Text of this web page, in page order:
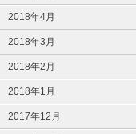
2018年4月
2018年3月
2018年2月
2018年1月
2017年12月